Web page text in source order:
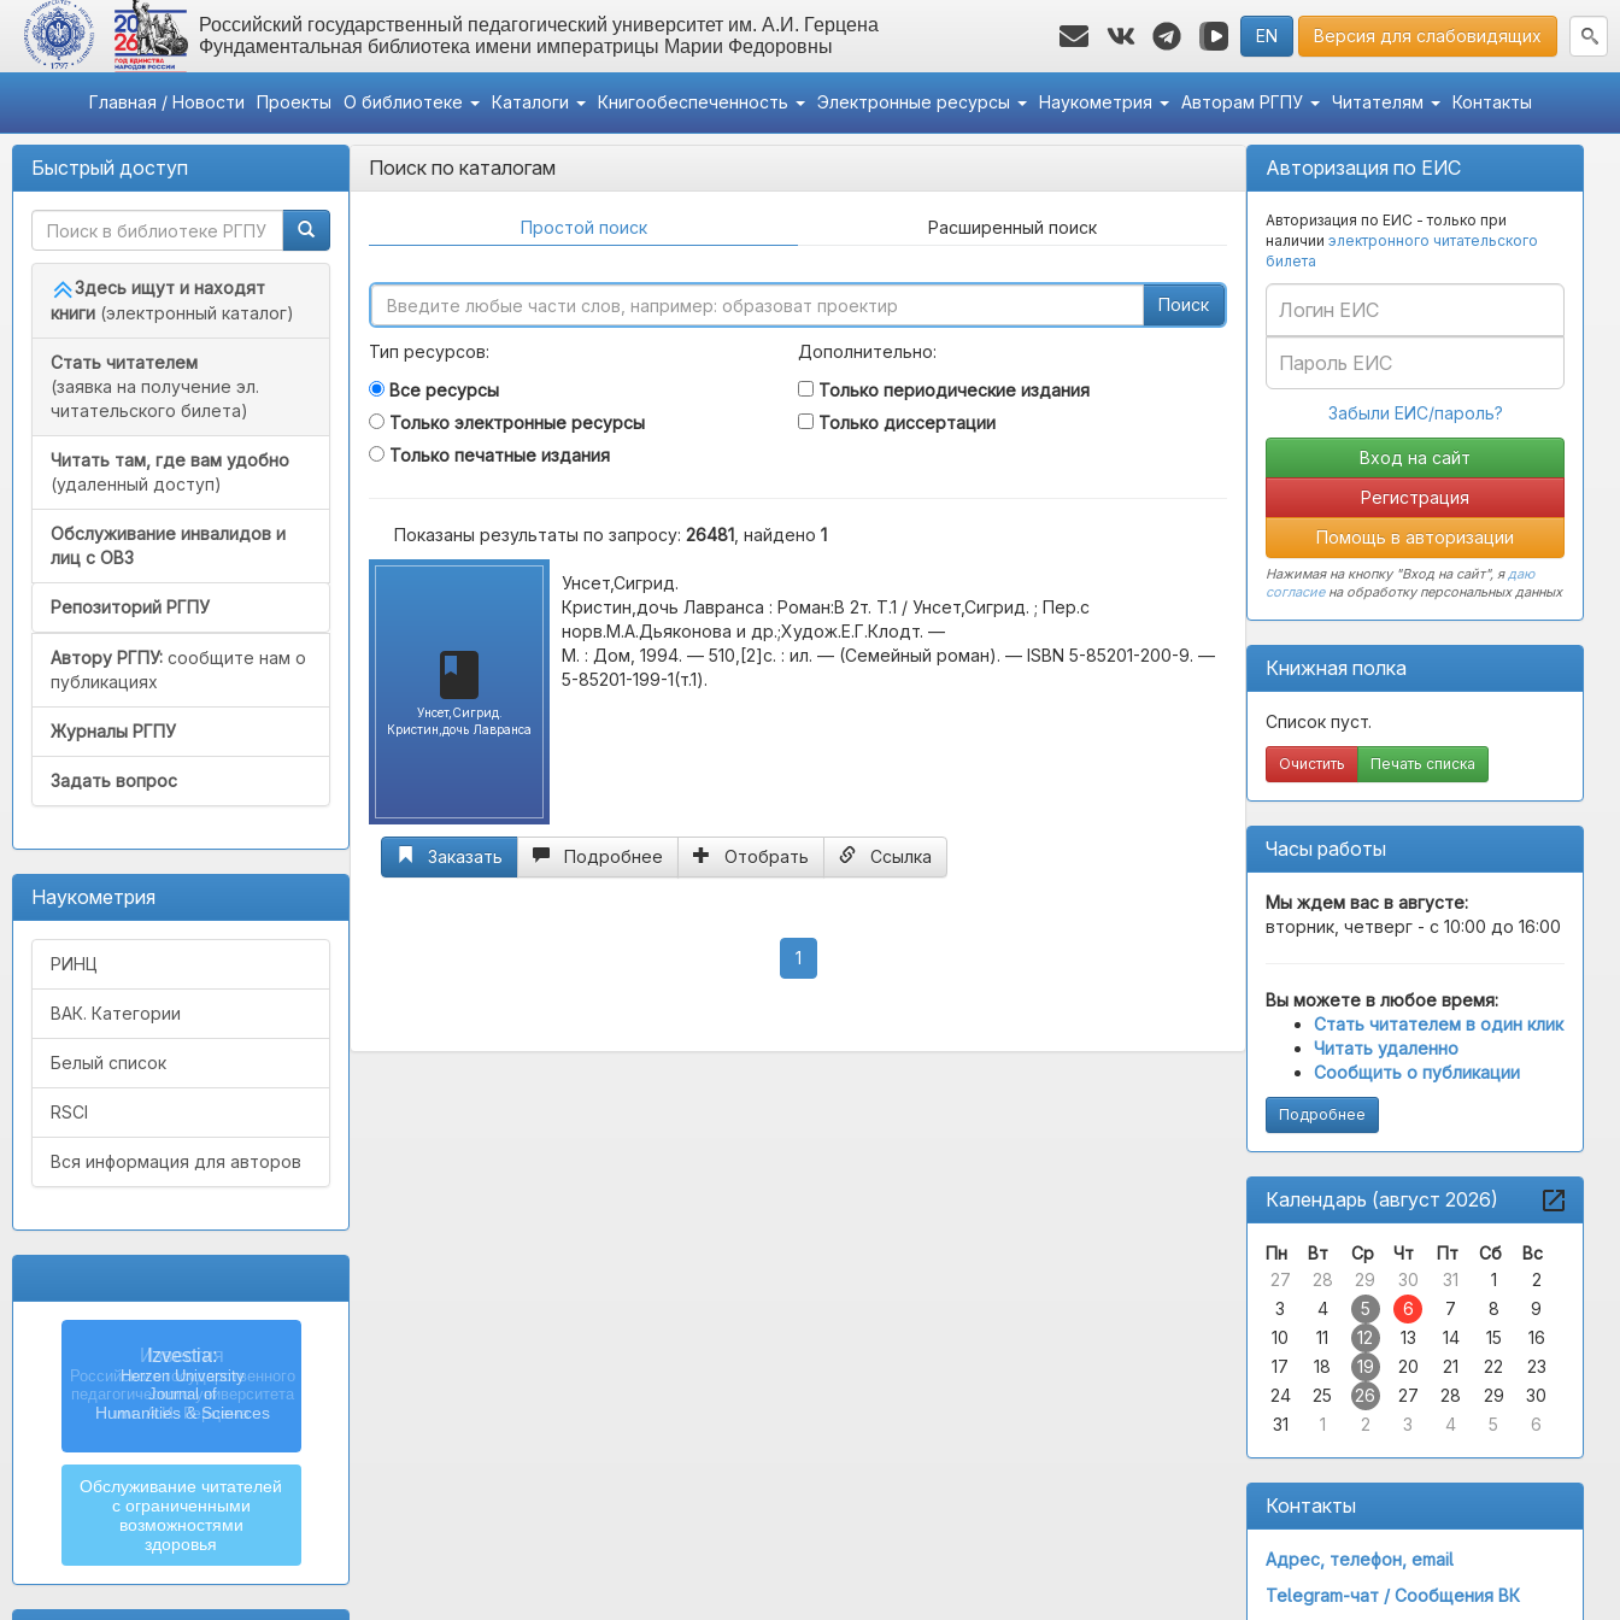
Российский государственный педагогический университет им. А.И. Герцена
Фундаментальная библиотека имени императрицы Марии Федоровны
EN Версия для слабовидящих
Главная / Новости Проекты О библиотеке Каталоги Книгообеспеченность Электронные ресурсы Наукометрия Авторам РГПУ Читателям Контакты
Быстрый доступ
Здесь ищут и находят
книги (электронный каталог)
Стать читателем
(заявка на получение эл.
читательского билета)
Читать там, где вам удобно
(удаленный доступ)
Обслуживание инвалидов и
лиц с ОВЗ
Репозиторий РГПУ
Автору РГПУ: сообщите нам о
публикациях
Журналы РГПУ
Задать вопрос
Наукометрия
РИНЦ
ВАК. Категории
Белый список
RSCI
Вся информация для авторов
Izvestia:
Herzen University
Journal of
Humanities & Sciences
Обслуживание читателей
с ограниченными
возможностями
здоровья
Авторизация по ЕИС
Авторизация по ЕИС - только при
наличии электронного читательского
билета
Забыли ЕИС/пароль?
Регистрация
Помощь в авторизации
Нажимая на кнопку "Вход на сайт", ядаю
согласиена обработку персональных данных
Книжная полка
Список пуст.
Очистить Печать списка
Часы работы
Мы ждем вас в августе:
вторник, четверг - с 10:00 до 16:00
Вы можете в любое время:
Стать читателем в один клик
Читать удаленно
Сообщить о публикации
Подробнее
Календарь (август 2026)
Пн Вт Ср Чт Пт Сб
Вс
27
28 29 30 31 1
2
3
4 5 6 7 8
9
10
11 12 13 14 15
16
17
18 19 20 21 22
23
24
25 26 27 28 29
30
31
1 2 3 4 5 6
Контакты
Адрес, телефон, email
Telegram-чат /Сообщения ВК
Поиск по каталогам
Простой поиск Расширенный поиск
Поиск
Тип ресурсов:
Все ресурсы
Только электронные ресурсы
Только печатные издания
Дополнительно:
Только периодические издания
Только диссертации
Показаны результаты по запросу: 26481 , найдено 1
Унсет,Сигрид.
Кристин,дочь Лавранса
Унсет,Сигрид.
Кристин,дочь Лавранса : Роман:В 2т. Т.1 / Унсет,Сигрид. ; Пер.с
норв.М.А.Дьяконова и др.;Худож.Е.Г.Клодт. —
М. : Дом, 1994. — 510,[2]с. : ил. — (Семейный роман). — ISBN 5-85201-200-9. —
5-85201-199-1(т.1).
Заказать Подробнее Отобрать Ссылка
1(current)